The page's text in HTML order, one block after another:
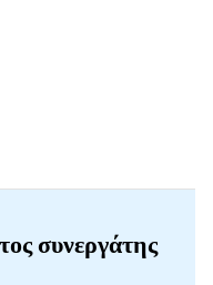
συνεργάτης